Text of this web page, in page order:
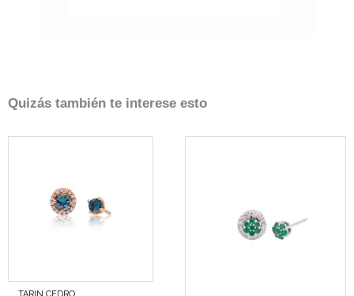
Quizás también te interese esto